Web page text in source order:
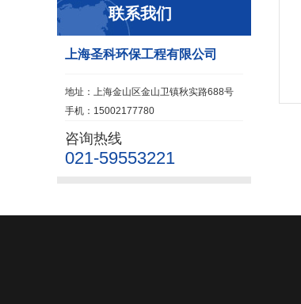
联系我们
上海圣科环保工程有限公司
地址：上海金山区金山卫镇秋实路688号
手机：15002177780
咨询热线
021-59553221